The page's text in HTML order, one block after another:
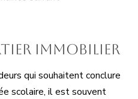
immobilier
qui souhaitent conclure
scolaire, il est souvent